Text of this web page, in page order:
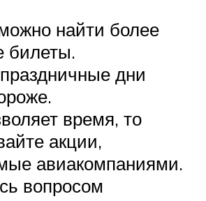
найти более
билеты.
дни
время, то
акции,
авиакомпаниями.
вопросом